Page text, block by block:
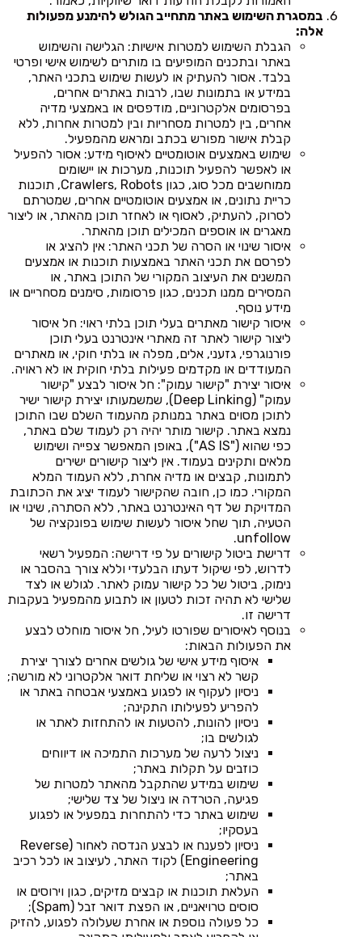
במסגרת השימוש באתר מתחייב הגולש להימנע מפעולות
אלה:
הגבלת השימוש למטרות אישיות: הגלישה והשימוש
באתר ובתכנים המופיעים בו מותרים לשימוש אישי ופרטי
בלבד. אסור להעתיק או לעשות שימוש בתכני האתר,
במידע או בתמונות שבו, לרבות באתרים אחרים,
בפרסומים אלקטרוניים, מודפסים או באמצעי מדיה
אחרים, בין למטרות מסחריות ובין למטרות אחרות, ללא
קבלת אישור מפורש בכתב ומראש מהמפעיל.
שימוש באמצעים אוטומטיים לאיסוף מידע: אסור להפעיל
או לאפשר להפעיל תוכנות, מערכות או יישומים
ממוחשבים מכל סוג, כגון Crawlers, Robots, תוכנות
כריית נתונים, או אמצעים אוטומטיים אחרים, שמטרתם
לסרוק, להעתיק, לאסוף או לאחזר תוכן מהאתר, או ליצור
מאגרים או אוספים המכילים תוכן מהאתר.
איסור שינוי או הסרה של תכני האתר: אין להציג או
לפרסם את תכני האתר באמצעות תוכנות או אמצעים
המשנים את העיצוב המקורי של התוכן באתר, או
המסירים ממנו תכנים, כגון פרסומות, סימנים מסחריים או
מידע נוסף.
איסור קישור מאתרים בעלי תוכן בלתי ראוי: חל איסור
ליצור קישור לאתר זה מאתרי אינטרנט בעלי תוכן
פורנוגרפי, גזעני, אלים, מפלה או בלתי חוקי, או מאתרים
המעודדים או מקדמים פעילות בלתי חוקית או לא ראויה.
איסור יצירת "קישור עמוק": חל איסור לבצע "קישור
עמוק" (Deep Linking), שמשמעותו יצירת קישור ישיר
לתוכן מסוים באתר במנותק מהעמוד השלם שבו התוכן
נמצא באתר. קישור מותר יהיה רק לעמוד שלם באתר,
כפי שהוא ("AS IS"), באופן המאפשר צפייה ושימוש
מלאים ותקינים בעמוד. אין ליצור קישורים ישירים
לתמונות, קבצים או מדיה אחרת, ללא העמוד המלא
המקורי. כמו כן, חובה שהקישור לעמוד יציג את הכתובת
המדויקת של דף האינטרנט באתר, ללא הסתרה, שינוי או
הטעיה, תוך שחל איסור לעשות שימוש בפונקציה של
unfollow.
דרישת ביטול קישורים על פי דרישה: המפעיל רשאי
לדרוש, לפי שיקול דעתו הבלעדי וללא צורך בהסבר או
נימוק, ביטול של כל קישור עמוק לאתר. לגולש או לצד
שלישי לא תהיה זכות לטעון או לתבוע מהמפעיל בעקבות
דרישה זו.
בנוסף לאיסורים שפורטו לעיל, חל איסור מוחלט לבצע
את הפעולות הבאות:
איסוף מידע אישי של גולשים אחרים לצורך יצירת
קשר לא רצוי או שליחת דואר אלקטרוני לא מורשה;
ניסיון לעקוף או לפגוע באמצעי אבטחה באתר או
להפריע לפעילותו התקינה;
ניסיון להונות, להטעות או להתחזות לאתר או
לגולשים בו;
ניצול לרעה של מערכות התמיכה או דיווחים
כוזבים על תקלות באתר;
שימוש במידע שהתקבל מהאתר למטרות של
פגיעה, הטרדה או ניצול של צד שלישי;
שימוש באתר כדי להתחרות במפעיל או לפגוע
בעסקיו;
ניסיון לפענח או לבצע הנדסה לאחור (Reverse
Engineering) לקוד האתר, לעיצוב או לכל רכיב
באתר;
העלאת תוכנות או קבצים מזיקים, כגון וירוסים או
סוסים טרויאניים, או הפצת דואר זבל (Spam);
כל פעולה נוספת או אחרת שעלולה לפגוע, להזיק